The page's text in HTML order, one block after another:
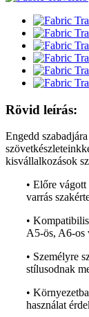
Rövid leírás:
Engedd
kisvállalkozások
• Előre
varrás
•
A5-ös, A6-os
• Személyre
stílusodnak
•
használat